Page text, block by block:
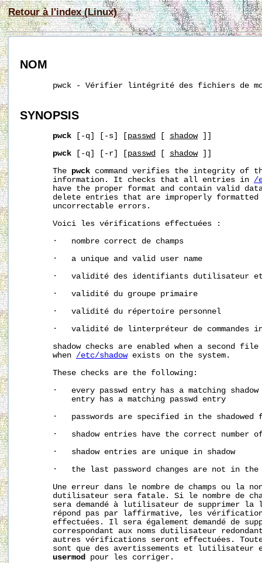
Retour à l'index (Linux)
NOM
pwck - Vérifier lintégrité des fichiers de
SYNOPSIS
pwck [-q] [-s] [ passwd shadow ]]
pwck [-q] [-r] [ passwd shadow ]]
       The
pwck command verifies the integrity of
       information. It checks that all entries in
/
have the proper format and contain valid
delete entries that are improperly formatted
       uncorrectable errors.
       Voici les vérifications effectuées :
       ·   nombre correct de champs
       ·   a unique and valid user name
·   validité des identifiants dutilisateur
       ·   validité du groupe primaire
       ·   validité du répertoire personnel
·   validité de linterpréteur de commandes
shadow checks are enabled when a second
       when
/etc/shadow exists on the system.
       These checks are the following:
·   every passwd entry has a matching
           entry has a matching passwd entry
·   passwords are specified in the shadowed
·   shadow entries have the correct number
       ·   shadow entries are unique in shadow
·   the last password changes are not in the
Une erreur dans le nombre de champs ou la
dutilisateur sera fatale. Si le nombre de
sera demandé à lutilisateur de supprimer la
répond pas par laffirmative, les
effectuées. Il sera également demandé de
correspondant aux noms dutilisateur
autres vérifications seront effectuées.
sont que des avertissements et lutilisateur
usermod pour les corriger.